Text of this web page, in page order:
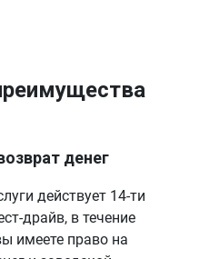
денег
действует 14-ти
драйв, в течение
имеете право на